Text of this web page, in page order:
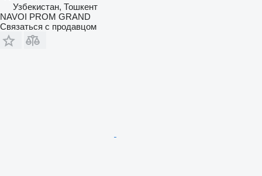
Узбекистан, Тошкент
NAVOI PROM GRAND
Связаться с продавцом